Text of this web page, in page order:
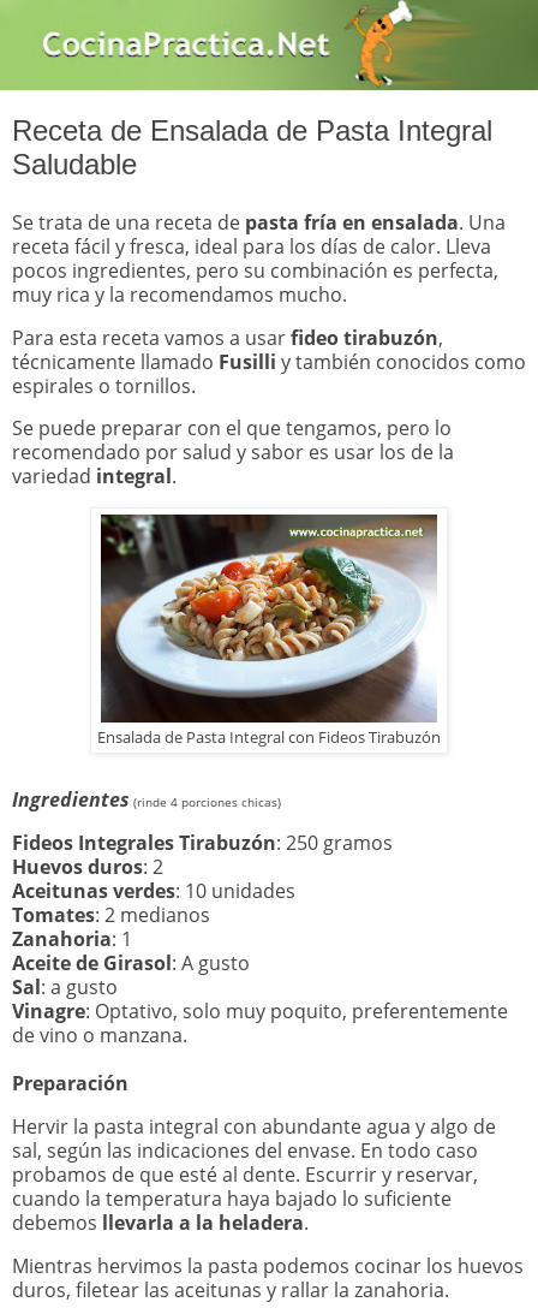
Receta de Ensalada de Pasta Integral
Saludable
Se trata de una receta de pasta fría en ensalada. Una
receta fácil y fresca, ideal para los días de calor. Lleva
pocos ingredientes, pero su combinación es perfecta,
muy rica y la recomendamos mucho.
Para esta receta vamos a usarfideo tirabuzón,
técnicamente llamado Fusilli y también conocidos como
espirales o tornillos.
Se puede preparar con el que tengamos, pero lo
recomendado por salud y sabor es usar los de la
variedad integral.
Ensalada de Pasta Integral con Fideos Tirabuzón
Ingredientes (rinde 4 porciones chicas)
Fideos Integrales Tirabuzón: 250 gramos
Huevos duros: 2
Aceitunas verdes: 10 unidades
Tomates: 2 medianos
Zanahoria: 1
Aceite de Girasol: A gusto
Sal: a gusto
Vinagre: Optativo, solo muy poquito, preferentemente
de vino o manzana.
Preparación
Hervir la pasta integral con abundante agua y algo de
sal, según las indicaciones del envase. En todo caso
probamos de que esté al dente. Escurrir y reservar,
cuando la temperatura haya bajado lo suficiente
debemos llevarla a la heladera.
Mientras hervimos la pasta podemos cocinar los huevos
duros, filetear las aceitunas y rallar la zanahoria.